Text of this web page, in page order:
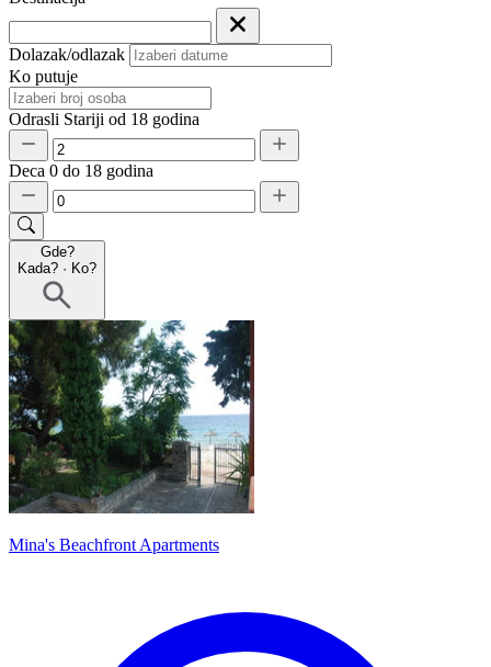
Dolazak/odlazak
Ko putuje
Odrasli Stariji od 18 godina
Deca 0 do 18 godina
Gde?
Kada? · Ko?
Mina's Beachfront Apartments